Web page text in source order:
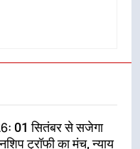
01 सितंबर से सजेगा
ट्रॉफी का मंच, न्याय